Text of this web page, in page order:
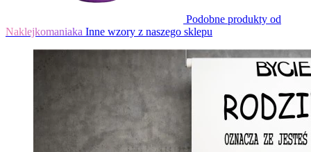
Podobne produkty od
Naklejkomaniaka Inne wzory z naszego sklepu